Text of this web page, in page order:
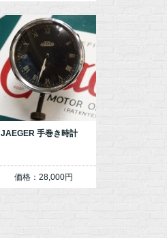
JAEGER 手巻き時計
価格：28,000円